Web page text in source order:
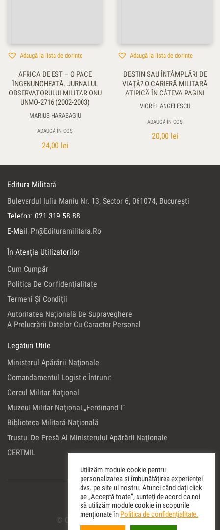
Adaugă la lista de dorințe
AFRICA DE EST – O PACE
ÎNGENUNCHEATĂ. JURNALUL
OBSERVATORULUI MILITAR ONU
UNMO-2716 (2002-2003)
MARIUS HARABAGIU
ADAUGĂ ÎN COȘ
24,00 lei
Adaugă la lista de dorințe
DESTIN SAU ÎNTÂMPLĂRI DE
VIAŢĂ? O CARIERĂ MILITARĂ
ATIPICĂ ÎN CÂTEVA PAGINI
VIOREL ANGELESCU
ADAUGĂ ÎN COȘ
20,00 lei
Editura Militară
Bulevardul Iuliu Maniu Nr. 13, Sector 6, 061074, Bucureşti
Telefon: 021 319 58 88
E-Mail: Pr@edituramilitara.ro
În Atenția Utilizatorilor
Cum Cumpăr
Politica De Confidenţialitate
Termeni Şi Condiţii
Autoritatea Naţională De Supraveghere
A Prelucrării Datelor Cu Caracter Personal
Legături Utile
Ministerul Apărării Naţionale
Comandamentul Logistic Întrunit
Cercul Militar Naţional
Muzeul Militar Naţional „Ferdinand I”
Biblioteca Militară Naţională
Trustul De Presă Al Ministerului Apărării Naţionale
CERTMIL
© Copyright 2022 Editura Militara
Utilizăm module cookie pentru
personalizarea și îmbunătățirea experienței
dvs. pe site-ul nostru. Atunci când dați click
pe „Acceptă toate”, sunteți de acord ca noi
să utilizăm module cookie în scopurile
menționate în Politica de confidențialitate.